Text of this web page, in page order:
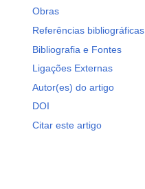
Obras
Referências bibliográficas
Bibliografia e Fontes
Ligações Externas
Autor(es) do artigo
DOI
Citar este artigo